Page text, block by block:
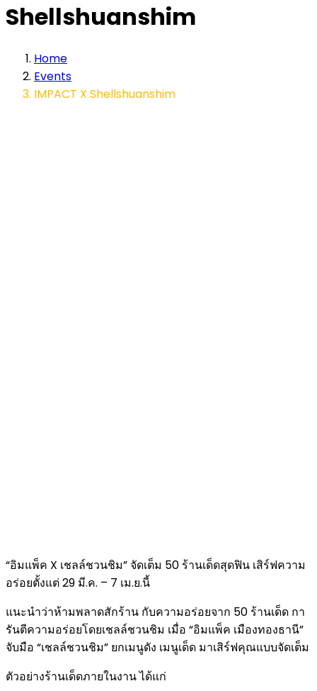
Shellshuanshim
Home
Events
IMPACT X Shellshuanshim
“อิมแพ็ค X เชลล์ชวนชิม” จัดเต็ม 50 ร้านเด็ดสุดฟิน เสิร์ฟความ
อร่อยตั้งแต่ 29 มี.ค. – 7 เม.ย.นี้
แนะนำว่าห้ามพลาดสักร้าน กับความอร่อยจาก 50 ร้านเด็ด กา
รันตีความอร่อยโดยเชลล์ชวนชิม เมื่อ “อิมแพ็ค เมืองทองธานี”
จับมือ “เชลล์ชวนชิม” ยกเมนูดัง เมนูเด็ด มาเสิร์ฟคุณแบบจัดเต็ม
ตัวอย่างร้านเด็ดภายในงาน ได้แก่